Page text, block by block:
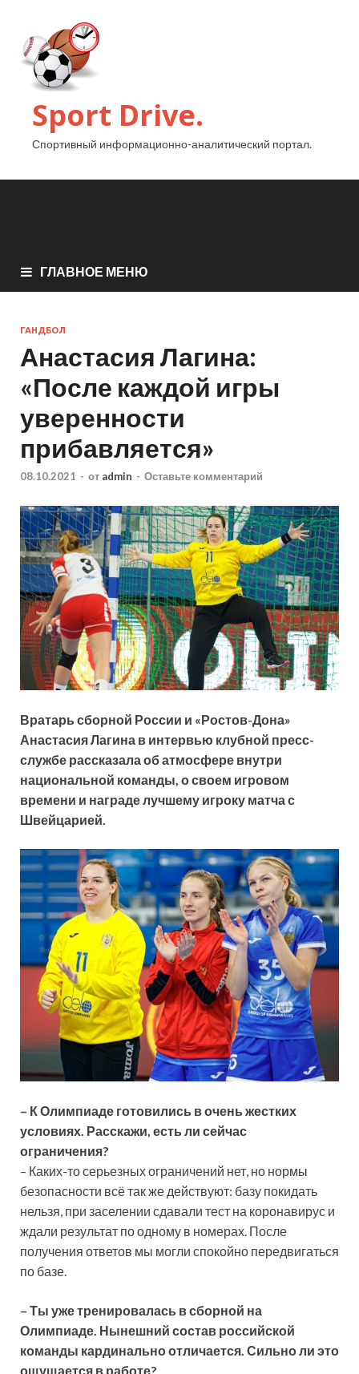
Sport Drive.
Спортивный информационно-аналитический портал.
ГЛАВНОЕ МЕНЮ
ГАНДБОЛ
Анастасия Лагина:
«После каждой игры
уверенности
прибавляется»
08.10.2021 - от admin - Оставьте комментарий
Вратарь сборной России и «Ростов-Дона»
Анастасия Лагина в интервью клубной пресс-
службе рассказала об атмосфере внутри
национальной команды, о своем игровом
времени и награде лучшему игроку матча с
Швейцарией.
– К Олимпиаде готовились в очень жестких
условиях. Расскажи, есть ли сейчас
ограничения?
– Каких-то серьезных ограничений нет, но нормы
безопасности всё так же действуют: базу покидать
нельзя, при заселении сдавали тест на коронавирус и
ждали результат по одному в номерах. После
получения ответов мы могли спокойно передвигаться
по базе.
– Ты уже тренировалась в сборной на
Олимпиаде. Нынешний состав российской
команды кардинально отличается. Сильно ли это
ощущается в работе?